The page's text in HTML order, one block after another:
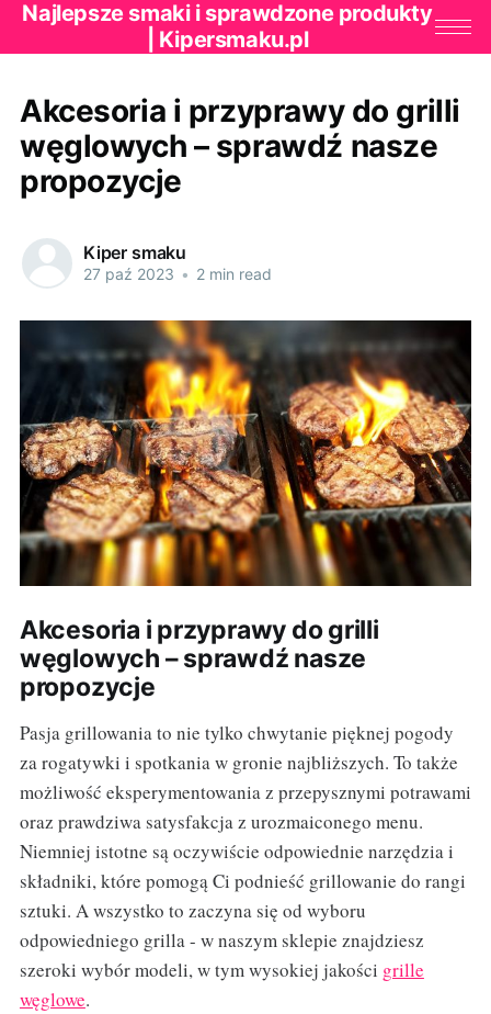
Najlepsze smaki i sprawdzone produkty
| Kipersmaku.pl
Akcesoria i przyprawy do grilli
węglowych – sprawdź nasze
propozycje
Kiper smaku
27 paź 2023 • 2 min read
Akcesoria i przyprawy do grilli
węglowych – sprawdź nasze
propozycje
Pasja grillowania to nie tylko chwytanie pięknej pogody
za rogatywki i spotkania w gronie najbliższych. To także
możliwość eksperymentowania z przepysznymi potrawami
oraz prawdziwa satysfakcja z urozmaiconego menu.
Niemniej istotne są oczywiście odpowiednie narzędzia i
składniki, które pomogą Ci podnieść grillowanie do rangi
sztuki. A wszystko to zaczyna się od wyboru
odpowiedniego grilla - w naszym sklepie znajdziesz
szeroki wybór modeli, w tym wysokiej jakości grille
węglowe.